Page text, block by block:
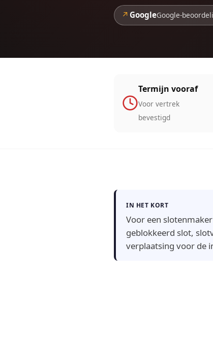
↗ GoogleGoogle-
Termijn vooraf
Voor vertrek
bevestigd
IN HET KORT
Voor een
geblokkeerd slot,
verplaatsing voor de